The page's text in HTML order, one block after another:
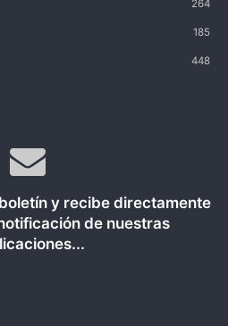
264
185
448
y recibe directamente
de nuestras